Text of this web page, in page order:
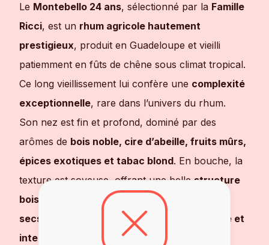
Le Montebello 24 ans, sélectionné par la Famille
Ricci, est un rhum agricole hautement
prestigieux, produit en Guadeloupe et vieilli
patiemment en fûts de chêne sous climat tropical.
Ce long vieillissement lui confère une complexité
exceptionnelle, rare dans l’univers du rhum.
Son nez est fin et profond, dominé par des
arômes de bois noble, cire d’abeille, fruits mûrs,
épices exotiques et tabac blond. En bouche, la
texture est soyeuse, offrant une bellestructure
boisée
nuances de caramel, fruits
secs, et vanille épicée. La finale est
élégante et
interminable